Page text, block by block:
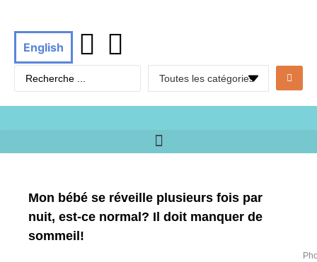
English
Mon bébé se réveille plusieurs fois par
nuit, est-ce normal? Il doit manquer de
sommeil!